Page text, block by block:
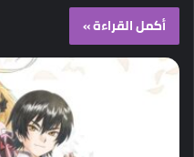
أكمل القراءة »